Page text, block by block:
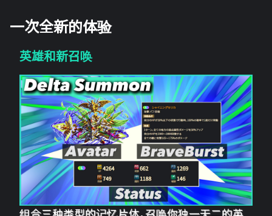
一次全新的体验
英雄和新召唤